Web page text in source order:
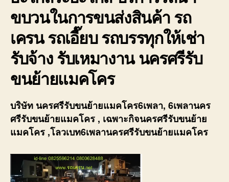
ขบวนในการขนส่งสินค้า รถ
เครน รถเอี๊ยบ รถบรรทุกให้เช่า
รับจ้าง รับเหมางาน นครศรีรับ
ขนย้ายแมคโคร
บริษัท นครศรีรับขนย้ายแมคโคร6เพลา, 6เพลานคร
ศรีรับขนย้ายแมคโคร , เฉพาะกิจนครศรีรับขนย้าย
แมคโคร ,โลวเบท6เพลานครศรีรับขนย้ายแมคโคร